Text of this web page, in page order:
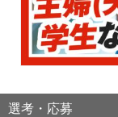
選考・応募